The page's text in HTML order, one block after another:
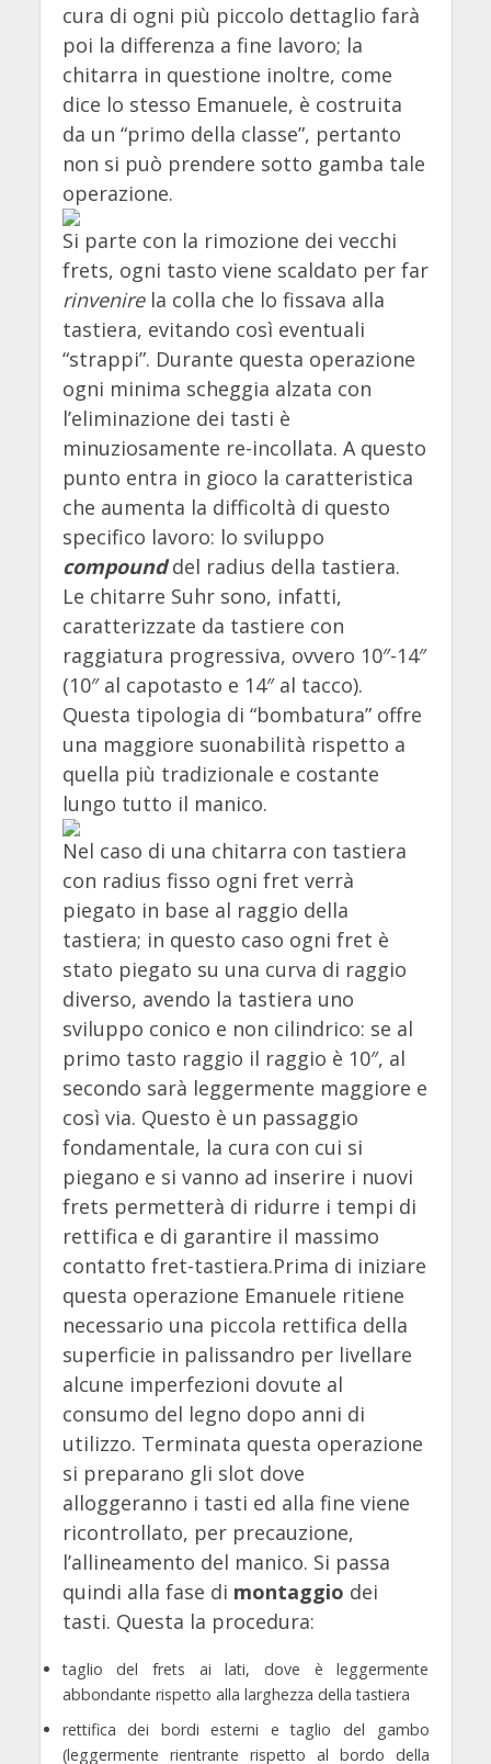
cura di ogni più piccolo dettaglio farà
poi la differenza a fine lavoro; la
chitarra in questione inoltre, come
dice lo stesso Emanuele, è costruita
da un “primo della classe”, pertanto
non si può prendere sotto gamba tale
operazione.
Si parte con la rimozione dei vecchi
frets, ogni tasto viene scaldato per far
rinvenire la colla che lo fissava alla
tastiera, evitando così eventuali
“strappi”. Durante questa operazione
ogni minima scheggia alzata con
l’eliminazione dei tasti è
minuziosamente re-incollata. A questo
punto entra in gioco la caratteristica
che aumenta la difficoltà di questo
specifico lavoro: lo sviluppo
compound del radius della tastiera.
Le chitarre Suhr sono, infatti,
caratterizzate da tastiere con
raggiatura progressiva, ovvero 10″-14″
(10″ al capotasto e 14″ al tacco).
Questa tipologia di “bombatura” offre
una maggiore suonabilità rispetto a
quella più tradizionale e costante
lungo tutto il manico.
Nel caso di una chitarra con tastiera
con radius fisso ogni fret verrà
piegato in base al raggio della
tastiera; in questo caso ogni fret è
stato piegato su una curva di raggio
diverso, avendo la tastiera uno
sviluppo conico e non cilindrico: se al
primo tasto raggio il raggio è 10″, al
secondo sarà leggermente maggiore e
così via. Questo è un passaggio
fondamentale, la cura con cui si
piegano e si vanno ad inserire i nuovi
frets permetterà di ridurre i tempi di
rettifica e di garantire il massimo
contatto fret-tastiera.Prima di iniziare
questa operazione Emanuele ritiene
necessario una piccola rettifica della
superficie in palissandro per livellare
alcune imperfezioni dovute al
consumo del legno dopo anni di
utilizzo. Terminata questa operazione
si preparano gli slot dove
alloggeranno i tasti ed alla fine viene
ricontrollato, per precauzione,
l’allineamento del manico. Si passa
quindi alla fase di montaggio dei
tasti. Questa la procedura:
taglio del frets ai lati, dove è leggermente
abbondante rispetto alla larghezza della tastiera
rettifica dei bordi esterni e taglio del gambo
(leggermente rientrante rispetto al bordo della